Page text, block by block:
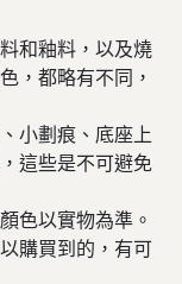
和釉料，以及燒
，都略有不同，
小劃痕、底座上
這些是不可避免
色以實物為準。
購買到的，有可